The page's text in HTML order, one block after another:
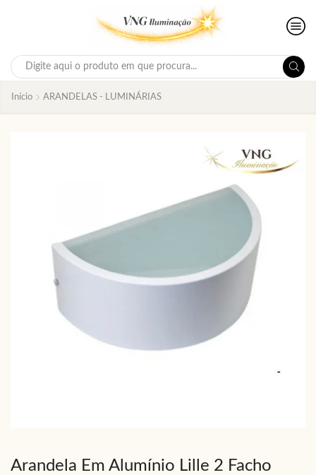
Search
Início ARANDELAS - LUMINÁRIAS
Arandela Em Alumínio Lille 2 Facho